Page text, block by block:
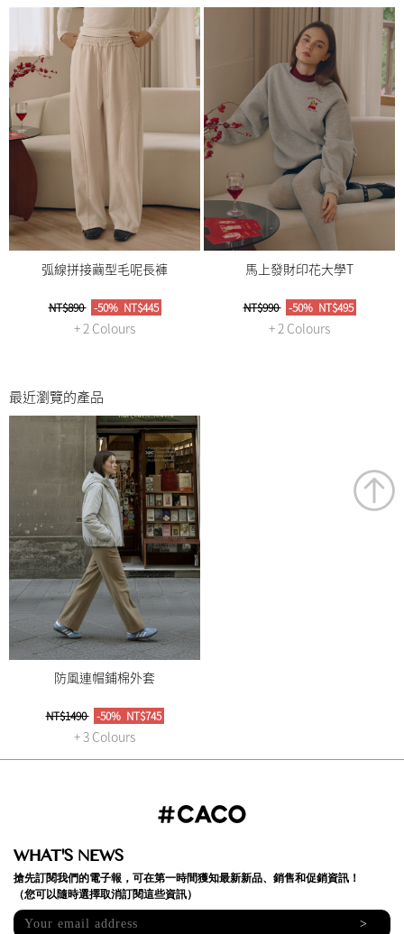
弧線拼接繭型毛呢長褲
NT$890 -50% NT$445
+ 2 Colours
馬上發財印花大學T
NT$990 -50% NT$495
+ 2 Colours
最近瀏覽的產品
防風連帽鋪棉外套
NT$1490 -50% NT$745
+ 3 Colours
WHAT'S NEWS
搶先訂閱我們的電子報，可在第一時間獲知最新新品、銷售和促銷資訊！
（您可以隨時選擇取消訂閱這些資訊）
>